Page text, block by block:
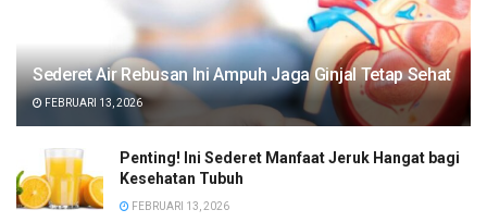
Sederet Air Rebusan Ini Ampuh Jaga Ginjal Tetap Sehat
FEBRUARI 13, 2026
Penting! Ini Sederet Manfaat Jeruk Hangat bagi
Kesehatan Tubuh
FEBRUARI 13, 2026